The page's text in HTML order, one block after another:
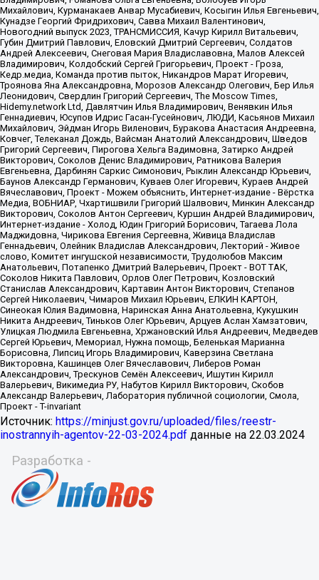
Источник: https://minjust.gov.ru/uploaded/files/reestr-
inostrannyih-agentov-22-03-2024.pdf данные на 22.03.2024
Разработка -